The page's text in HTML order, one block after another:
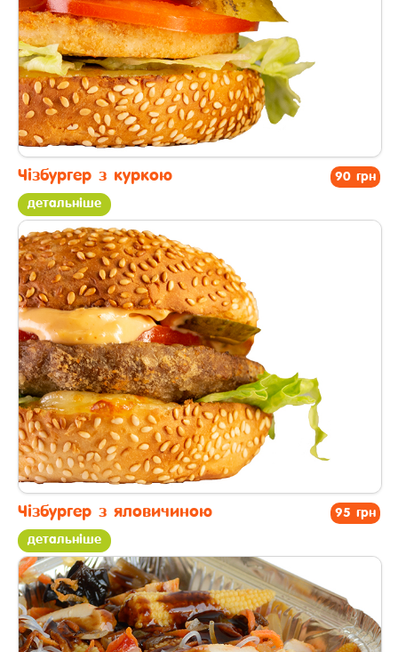
90 грн
Чізбургер з куркою
детальніше
другі страви
95 грн
Чізбургер з яловичиною
детальніше
другі страви